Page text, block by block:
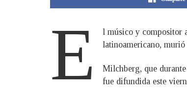
E
l músico y compositor
latinoamericano,
Milchberg, que
fue difundida este